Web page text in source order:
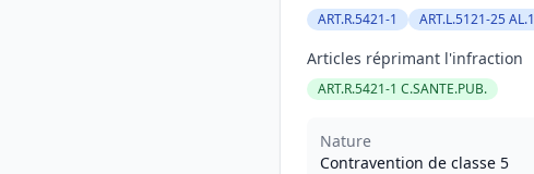
ART.R.5421-1 ART.L.5121-25 AL.1
Articles réprimant l'infraction
ART.R.5421-1 C.SANTE.PUB.
Nature
Contravention de classe 5